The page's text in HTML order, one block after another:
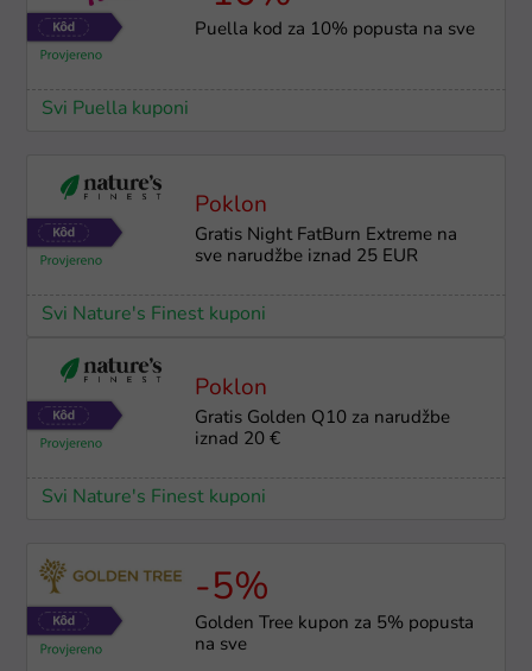
Puella kod za 10% popusta na sve
Svi Puella kuponi
Poklon
Gratis Night FatBurn Extreme na
sve narudžbe iznad 25 EUR
Svi Nature's Finest kuponi
Poklon
Gratis Golden Q10 za narudžbe
iznad 20 €
Svi Nature's Finest kuponi
-5%
Golden Tree kupon za 5% popusta
na sve